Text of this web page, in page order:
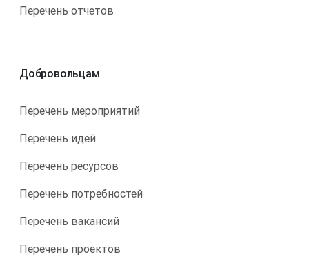
Перечень отчетов
Добровольцам
Перечень мероприятий
Перечень идей
Перечень ресурсов
Перечень потребностей
Перечень вакансий
Перечень проектов